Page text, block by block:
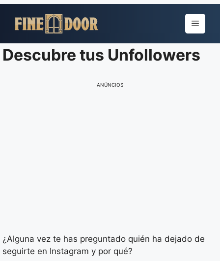
para
conteúdo
Menu
Descubre tus Unfollowers
ANÚNCIOS
¿Alguna vez te has preguntado quién ha dejado de
seguirte en Instagram y por qué?